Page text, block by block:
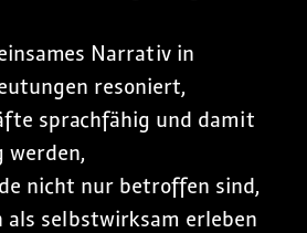
Narrativ in
resoniert,
sprachfähig und damit
werden,
nicht nur betroffen sind,
als selbstwirksam erleben